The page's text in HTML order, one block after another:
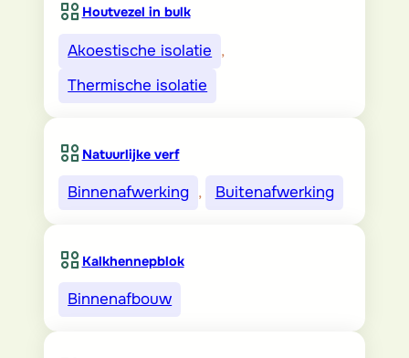
Houtvezel in bulk
Akoestische isolatie ,
Thermische isolatie
Natuurlijke verf
Binnenafwerking , Buitenafwerking
Kalkhennepblok
Binnenafbouw